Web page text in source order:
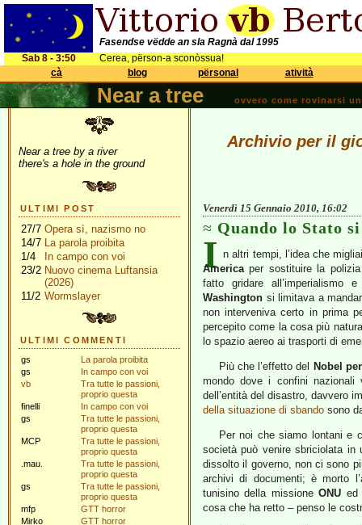
Fasendse vëdde an sla Ragnà dal 1995
Sab 8 - 3:50
Cerea, përson-a sconòssua!
cà
blog përsonal atività
Near a tree ovvero come rovinarsi
Near a tree by a river
there's a hole in the ground
ULTIMI POST
27/7 Opera sì, nazismo no
14/7 La parola proibita
1/4
In campo con voi
23/2 Nuovo cinema Luftansia
(2026)
11/2 Wormslayer
ULTIMI COMMENTI
gs
La parola proibita
gs
In campo con voi
vb
Tra tutte le passioni,
proprio questa
finelli
In campo con voi
gs
Tra tutte le passioni,
proprio questa
MCP
Tra tutte le passioni,
proprio questa
.mau.
Tra tutte le passioni,
proprio questa
gs
Tra tutte le passioni,
proprio questa
mfp
GTT horror
Mirko
GTT horror
Archivio per il
Venerdì 15 Gennaio 2010, 16:02
Quando lo Stato
I n altri tempi, l’idea che
Americaper sostituire la polizia
fatto gridare
Washington si limitava a
non interveniva certo in prima
percepito come la cosa più
lo spazio aereo ai trasporti di
Più che l’effetto del
Nobel
mondo dove i confini nazionali
dell’entità del disastro, davvero
della situazione di sbando sono
Per noi che siamo lontani e
società può venire sbriciolata
dissolto il governo, non ci sono
archivi di documenti; è morto
tunisino della missioneONU ed
cosa che ha retto – penso le